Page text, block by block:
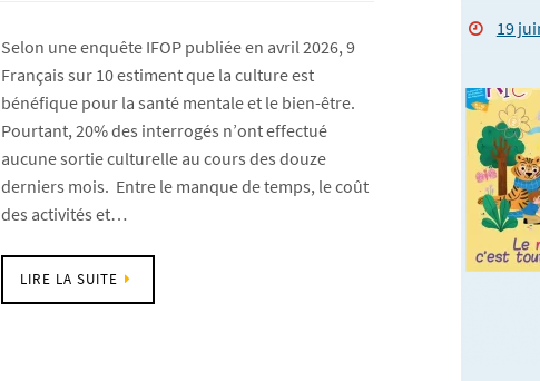
Selon une enquête IFOP publiée en avril 2026, 9
Français sur 10 estiment que la culture est
bénéfique pour la santé mentale et le bien-être.
Pourtant, 20% des interrogés n’ont effectué
aucune sortie culturelle au cours des douze
derniers mois. Entre le manque de temps, le coût
des activités et…
LIRE LA SUITE
19